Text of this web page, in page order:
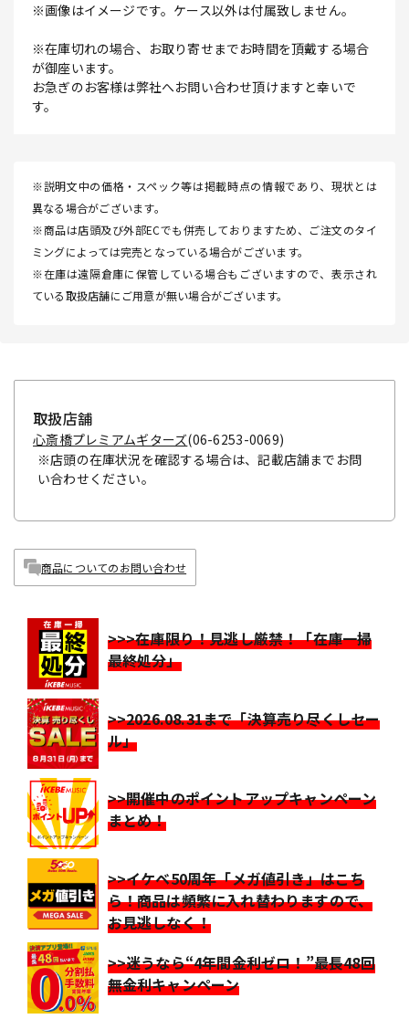
※画像はイメージです。ケース以外は付属致しません。
※在庫切れの場合、お取り寄せまでお時間を頂戴する場合
が御座います。
お急ぎのお客様は弊社へお問い合わせ頂けますと幸いで
す。
※説明文中の価格・スペック等は掲載時点の情報であり、現状とは
異なる場合がございます。
※商品は店頭及び外部ECでも併売しておりますため、ご注文のタイ
ミングによっては完売となっている場合がございます。
※在庫は遠隔倉庫に保管している場合もございますので、表示され
ている取扱店舗にご用意が無い場合がございます。
取扱店舗
心斎橋プレミアムギターズ(06-6253-0069)
※店頭の在庫状況を確認する場合は、記載店舗までお問
い合わせください。
商品についてのお問い合わせ
>>>在庫限り！見逃し厳禁！「在庫一掃
最終処分」
>>2026.08.31まで「決算売り尽くしセー
ル」
>>開催中のポイントアップキャンペーン
まとめ！
>>イケベ50周年「メガ値引き」はこち
ら！商品は頻繁に入れ替わりますので、
お見逃しなく！
>>迷うなら“4年間金利ゼロ！”最長48回
無金利キャンペーン